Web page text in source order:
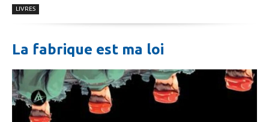
LIVRES
La fabrique est ma loi